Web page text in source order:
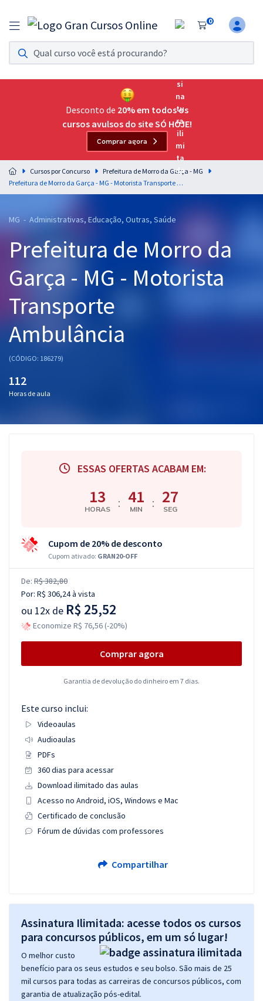
0
Assinatura Ilimitada 11
Acesso a todos os cursos. Teste grátis por 7 dias!
Assinatura OAB Até Passar
Acesso ilimitado a toda preparação para o Exame da
Residências Multiprofissionais
Preparação completa e intensiva para as principais
residências em saúde do Brasil
Cursos 20% OFF
Pós
Graduação
OAB
Questões grátis
Desconto de 20% em todos os
cursos avulsos do site SÓ HOJE!
Comprar agora
Cursos por Concurso
Prefeitura de Morro da Garça - MG
Prefeitura de Morro da Garça - MG - Motorista Transporte Ambulância
MG - Administrativas, Educação, Outras, Saúde
Prefeitura de Morro da
Garça - MG - Motorista
Transporte
Ambulância
(CÓDIGO: 186279)
112
Horas de aula
ESSAS OFERTAS ACABAM EM:
13
HORAS : 41
MIN : 26
SEG
Cupom de 20% de desconto
Cupom ativado: GRAN20-OFF
De: R$ 382,80
Por: R$ 306,24à vista
ou 12x de R$ 25,52
Economize R$ 76,56 (-20%)
Comprar agora
Garantia de devolução do dinheiro em 7 dias.
Este curso inclui:
Videoaulas
Audioaulas
PDFs
360 dias para acessar
Download ilimitado das aulas
Acesso no Android, iOS, Windows e Mac
Certificado de conclusão
Fórum de dúvidas com professores
Compartilhar
Assinatura Ilimitada: acesse todos os cursos
para concursos públicos, em um só lugar!
O melhor custo
benefício para os seus estudos e seu bolso. São mais de 25
mil cursos para todas as carreiras de concursos públicos, com
garantia de atualização pós-edital.